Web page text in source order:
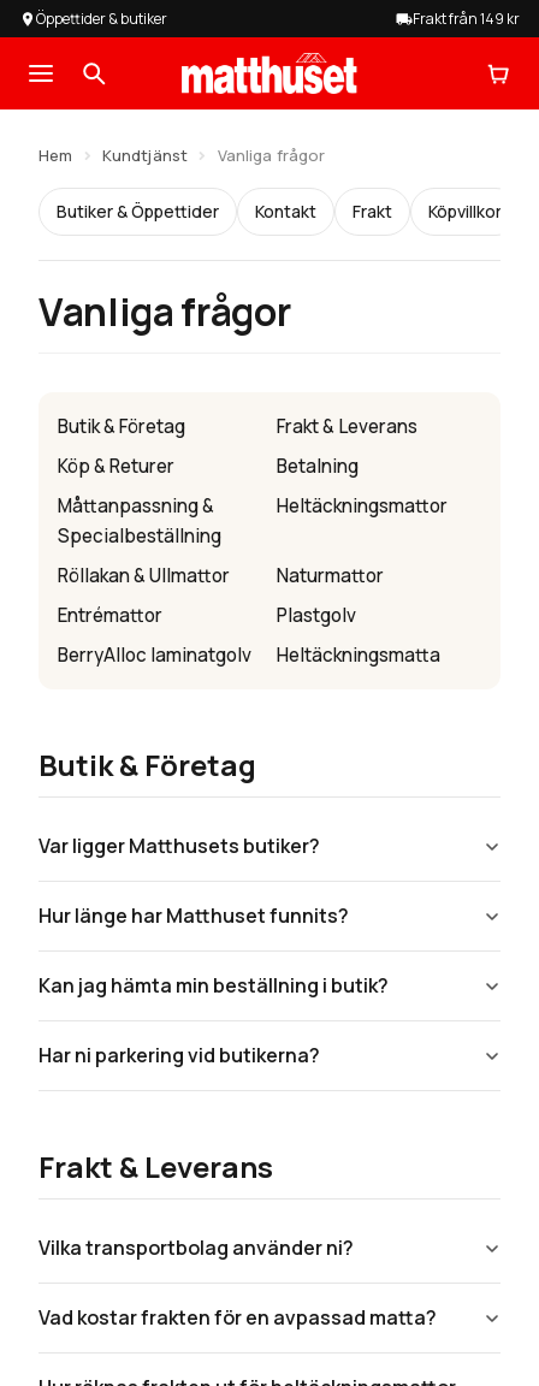
Öppettider & butiker Frakt från 149 kr
till
navigering
till
innehåll
Produkter På REA
Mattor
Heltäckningsmattor
Tjänster
undermeny
Hem Kundtjänst Vanliga frågor
Butiker & Öppettider Kontakt Frakt Köpvillkor
Vanliga frågor
Butik & Företag
Frakt & Leverans
Köp & Returer
Betalning
Måttanpassning &
Specialbeställning
Heltäckningsmattor
Röllakan & Ullmattor
Naturmattor
Entrémattor
Plastgolv
BerryAlloc laminatgolv
Heltäckningsmatta
Butik & Företag
Var ligger Matthusets butiker?
Hur länge har Matthuset funnits?
Kan jag hämta min beställning i butik?
Har ni parkering vid butikerna?
Frakt & Leverans
Vilka transportbolag använder ni?
Vad kostar frakten för en avpassad matta?